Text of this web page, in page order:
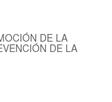
DE LA
DE LA